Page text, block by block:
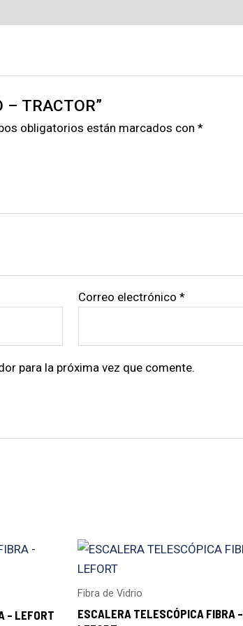
– TRACTOR”
obligatorios están marcados con*
Correo electrónico*
para la próxima vez que comente.
– LEFORT
Fibra de Vidrio
ESCALERA TELESCÓPICA FIBRA –